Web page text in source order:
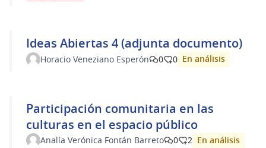
Ideas Abiertas 4 (adjunta documento)
Horacio Veneziano Esperón 0 0 En análisis
Participación comunitaria en las
culturas en el espacio público
Analía Verónica Fontán Barreto 0 2 En análisis